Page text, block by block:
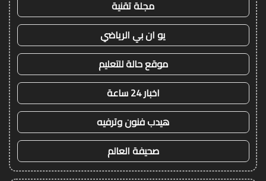
مجلة تقنية
يو ان بي الرياضي
موقع حالة للتعليم
اخبار 24 ساعة
هيدب فنون وترفيه
صحيفة العالم